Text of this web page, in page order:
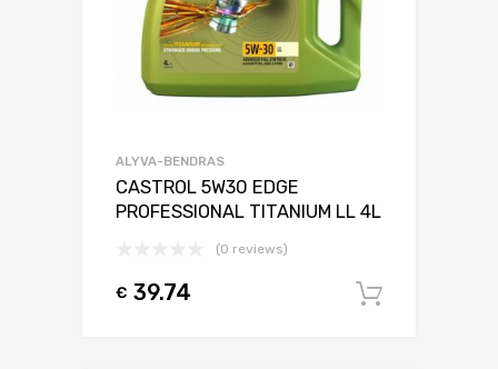
ALYVA-BENDRAS
CASTROL 5W30 EDGE
PROFESSIONAL TITANIUM LL 4L
(0 reviews)
€ 39.74